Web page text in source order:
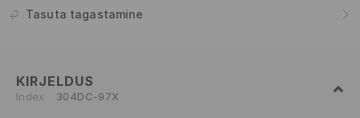
Tasuta tagastamine
KIRJELDUS
Index 304DC-97X